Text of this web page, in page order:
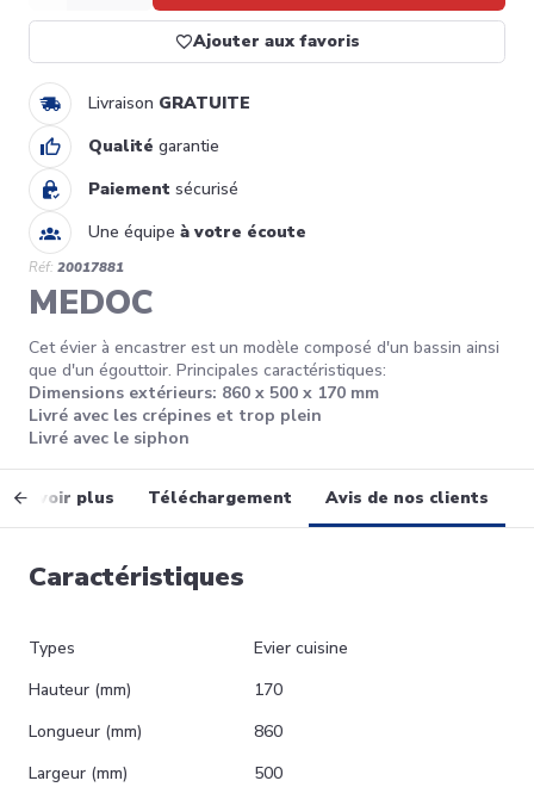
Ajouter aux favoris
Livraison GRATUITE
Qualité garantie
Paiement sécurisé
Une équipe à votre écoute
Réf: 20017881
MEDOC
Cet évier à encastrer est un modèle composé d'un bassin ainsi
que d'un égouttoir. Principales caractéristiques:
Dimensions extérieurs: 860 x 500 x 170 mm
Livré avec les crépines et trop plein
Livré avec le siphon
savoir plus Téléchargement Avis de nos clients
Caractéristiques
Types
Evier cuisine
Hauteur (mm)
170
Longueur (mm)
860
Largeur (mm)
500